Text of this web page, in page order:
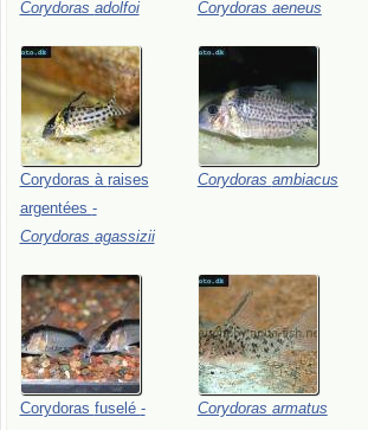
Corydoras adolfoi
Corydoras aeneus
Corydoras à raises
argentées -
Corydoras agassizii
Corydoras ambiacus
Corydoras fuselé -
Corydoras armatus